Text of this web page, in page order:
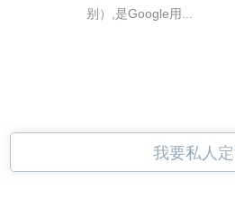
别）,是Google用...
我要私人定